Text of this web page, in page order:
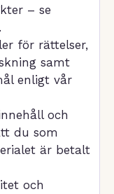
– se
.
för rättelser,
samt
enligt vår
och
du som
är betalt
och